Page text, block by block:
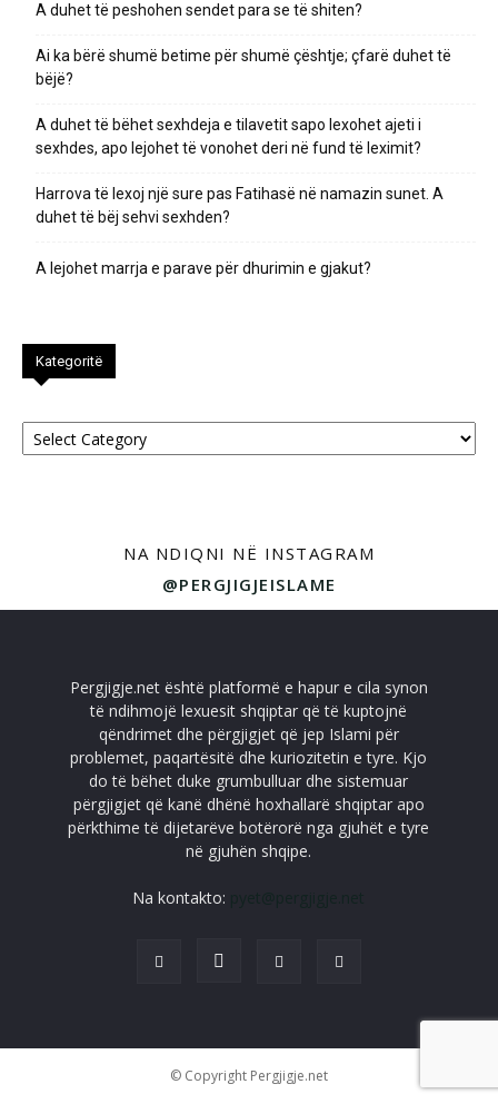
A duhet të peshohen sendet para se të shiten?
Ai ka bërë shumë betime për shumë çështje; çfarë duhet të
bëjë?
A duhet të bëhet sexhdeja e tilavetit sapo lexohet ajeti i
sexhdes, apo lejohet të vonohet deri në fund të leximit?
Harrova të lexoj një sure pas Fatihasë në namazin sunet. A
duhet të bëj sehvi sexhden?
A lejohet marrja e parave për dhurimin e gjakut?
Kategoritë
Kategoritë
NA NDIQNI NË INSTAGRAM
@PERGJIGJEISLAME
Pergjigje.net është platformë e hapur e cila synon
të ndihmojë lexuesit shqiptar që të kuptojnë
qëndrimet dhe përgjigjet që jep Islami për
problemet, paqartësitë dhe kuriozitetin e tyre. Kjo
do të bëhet duke grumbulluar dhe sistemuar
përgjigjet që kanë dhënë hoxhallarë shqiptar apo
përkthime të dijetarëve botërorë nga gjuhët e tyre
në gjuhën shqipe.
Na kontakto:
© Copyright Pergjigje.net